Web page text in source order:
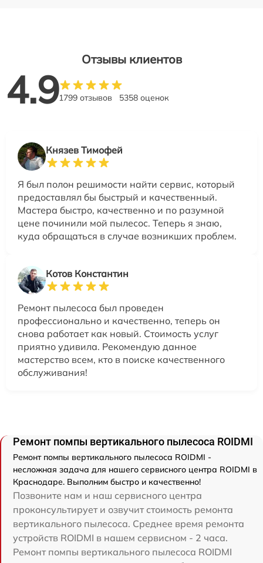
Отзывы клиентов
4.91799 отзывов 5358 оценок
Князев Тимофей
Я был полон решимости найти сервис, который
предоставлял бы быстрый и качественный.
Мастера быстро, качественно и по разумной
цене починили мой пылесос. Теперь я знаю,
куда обращаться в случае возникших проблем.
Котов Константин
Ремонт пылесоса был проведен
профессионально и качественно, теперь он
снова работает как новый. Стоимость услуг
приятно удивила. Рекомендую данное
мастерство всем, кто в поиске качественного
обслуживания!
Ремонт помпы вертикального пылесоса ROIDMI
Ремонт помпы вертикального пылесоса ROIDMI -
несложная задача для нашего сервисного центра ROIDMI в
Краснодаре. Выполним быстро и качественно!
Позвоните нам и наш сервисного центра
проконсультирует и озвучит стоимость ремонта
вертикального пылесоса. Среднее время ремонта
устройств ROIDMI в нашем сервисном - 2 часа.
Ремонт помпы вертикального пылесоса ROIDMI